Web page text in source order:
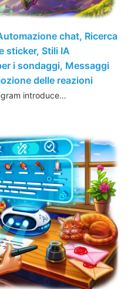
chat, Ricerca
sticker, Stili IA
i sondaggi, Messaggi
delle reazioni
introduce…